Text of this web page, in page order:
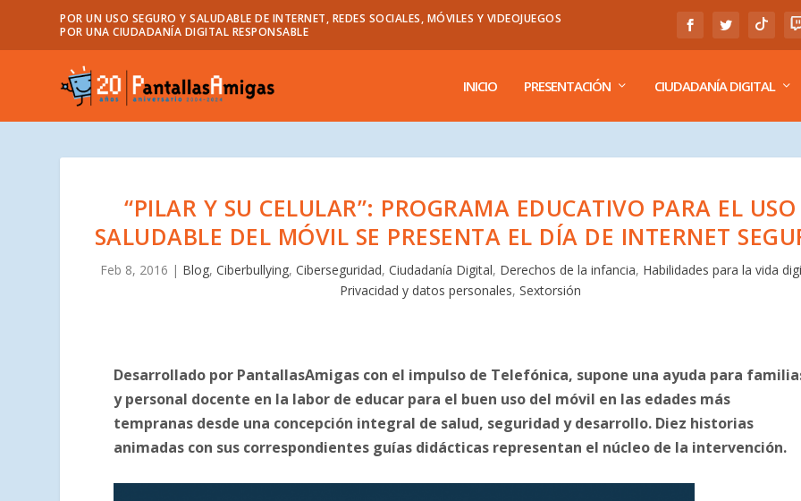
POR UN USO SEGURO Y SALUDABLE DE INTERNET, REDES SOCIALES, MÓVILES Y VIDEOJUEGOS
POR UNA CIUDADANÍA DIGITAL RESPONSABLE
INICIO PRESENTACIÓN CIUDADANÍA DIGITAL
“PILAR Y SU CELULAR”: PROGRAMA EDUCATIVO PARA EL USO
SALUDABLE DEL MÓVIL SE PRESENTA EL DÍA DE INTERNET
Feb 8, 2016 | Blog,Ciberbullying,Ciberseguridad,Ciudadanía Digital, Derechos de la infancia, Habilidades para la vida
Privacidad y datos personales, Sextorsión
Desarrollado por PantallasAmigas con el impulso de Telefónica, supone una ayuda para
y personal docente en la labor de educar para el buen uso del móvil en las edades más
tempranas desde una concepción integral de salud, seguridad y desarrollo. Diez historias
animadas con sus correspondientes guías didácticas representan el núcleo de la intervención.